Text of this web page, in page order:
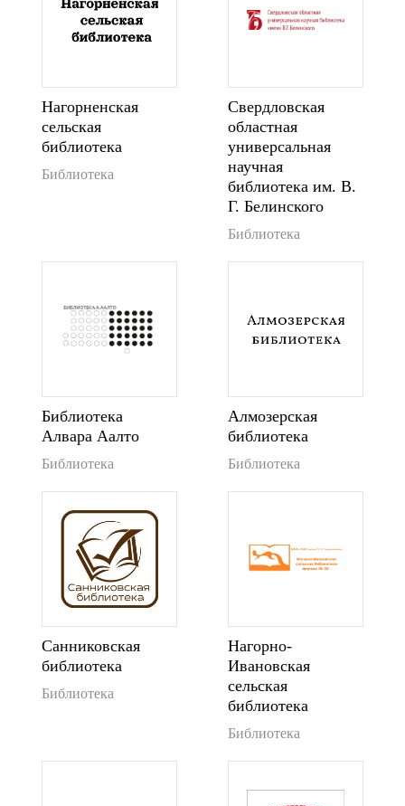
Нагорненская
сельская
библиотека
Библиотека
Свердловская
областная
универсальная
научная
библиотека им. В.
Г. Белинского
Библиотека
Библиотека
Алвара Аалто
Библиотека
Алмозерская
библиотека
Библиотека
Санниковская
библиотека
Библиотека
Нагорно-
Ивановская
сельская
библиотека
Библиотека